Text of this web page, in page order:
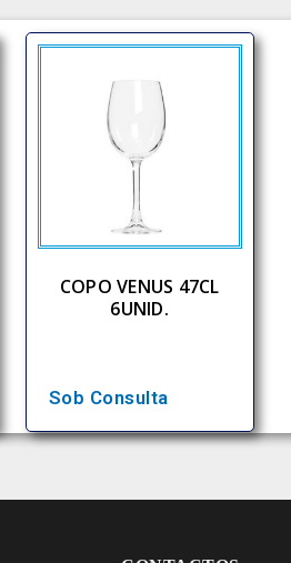
COPO VENUS 47CL
6UNID.
Sob Consulta